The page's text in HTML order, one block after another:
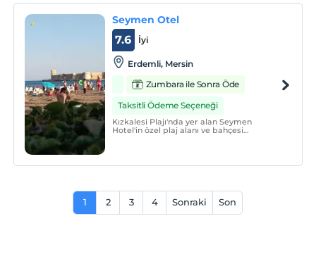
küveti bulunan bir açık yüzme havuzuna
sahiptir.
Seymen Otel
İyi
7.6
Erdemli, Mersin
Zumbara ile Sonra Öde
Taksitli Ödeme Seçeneği
Kızkalesi Plajı'nda yer alan Seymen
Hotel'in özel plaj alanı ve bahçesi
özel otopark da bulunmaktadır.
1 2 3 4 Sonraki Son